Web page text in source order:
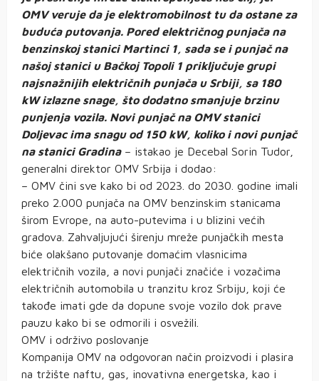
OMV veruje da je elektromobilnost tu da ostane za
buduća putovanja. Pored električnog punjača na
benzinskoj stanici Martinci 1, sada se i punjač na
našoj stanici u Bačkoj Topoli 1 priključuje grupi
najsnažnijih električnih punjača u Srbiji, sa 180
kW izlazne snage, što dodatno smanjuje brzinu
punjenja vozila. Novi punjač na OMV stanici
Doljevac ima snagu od 150 kW, koliko i novi punjač
na stanici Gradina – istakao je Decebal Sorin Tudor,
generalni direktor OMV Srbija i dodao:
– OMV čini sve kako bi od 2023. do 2030. godine imali
preko 2.000 punjača na OMV benzinskim stanicama
širom Evrope, na auto-putevima i u blizini većih
gradova. Zahvaljujući širenju mreže punjačkih mesta
biće olakšano putovanje domaćim vlasnicima
električnih vozila, a novi punjači značiće i vozačima
električnih automobila u tranzitu kroz Srbiju, koji će
takođe imati gde da dopune svoje vozilo dok prave
pauzu kako bi se odmorili i osvežili.
OMV i održivo poslovanje
Kompanija OMV na odgovoran način proizvodi i plasira
na tržište naftu, gas, inovativna energetska, kao i